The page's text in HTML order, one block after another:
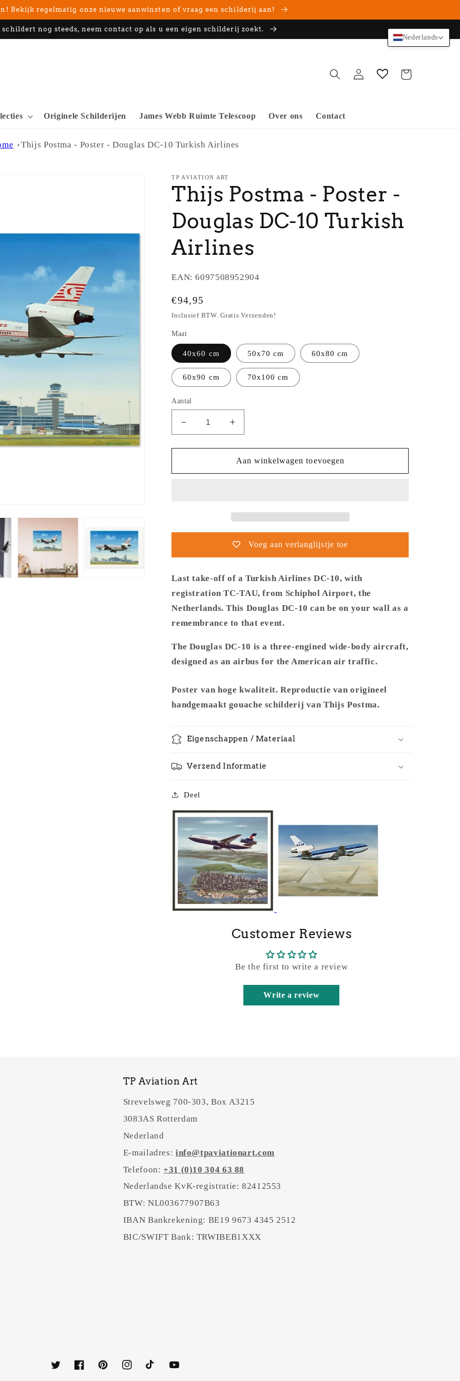
Bekijk regelmatig onze nieuwe aanwinsten of vraag een schilderij aan!
schildert nog steeds, neem contact op als u een eigen schilderij zoekt.
Originele Schilderijen James Webb Ruimte Telescoop Over ons Contact
Inloggen Winkelwagen
Thijs Postma - Poster - Douglas DC-10 Turkish Airlines
TP AVIATION ART
Thijs Postma - Poster -
Douglas DC-10 Turkish
Airlines
EAN:6097508952904
Normale
prijs
€94,95
Inclusief BTW. Gratis Verzenden!
Maat
40x60 cm 50x70 cm 60x80 cm
60x90 cm 70x100 cm
Aantal
Aantal
verlagen
voor
Postma
Aantal
verhogen
voor
Thijs
Postma
10
Turkish
Aan winkelwagen toevoegen
Voeg aan verlanglijstje toe
Last take-off of a Turkish Airlines DC-10, with
registration TC-TAU, from Schiphol Airport, the
Netherlands. This Douglas DC-10 can be on your wall as a
remembrance to that event.
The Douglas DC-10 is a three-engined wide-body aircraft,
designed as an airbus for the American air traffic.
Poster van hoge kwaliteit. Reproductie van origineel
handgemaakt gouache schilderij van Thijs Postma.
Eigenschappen / Materiaal
Verzend Informatie
Deel
Customer Reviews
Be the first to write a review
Write a review
TP Aviation Art
Strevelsweg 700-303, Box A3215
3083AS Rotterdam
Nederland
E-mailadres: info@tpaviationart.com
Telefoon: +31 (0)10 304 63 88
Nederlandse KvK-registratie: 82412553
BTW: NL003677907B63
IBAN Bankrekening: BE19 9673 4345 2512
BIC/SWIFT Bank: TRWIBEB1XXX
TwitterFacebookPinterestInstagramTikTokYouTube
Nederlands